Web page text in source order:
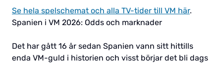
Se hela spelschemat och alla TV-tider till VM här.
Spanien i VM 2026: Odds och marknader
Det har gått 16 år sedan Spanien vann sitt hittills
enda VM-guld i historien och visst börjar det bli dags